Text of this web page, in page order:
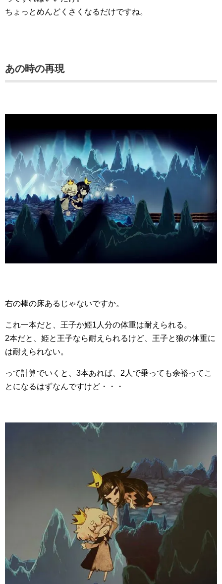
ちょっとめんどくさくなるだけですね。
あの時の再現
右の棒の床あるじゃないですか。
これ一本だと、王子か姫1人分の体重は耐えられる。
2本だと、姫と王子なら耐えられるけど、王子と狼の体重に
は耐えられない。
って計算でいくと、3本あれば、2人で乗っても余裕ってこ
とになるはずなんですけど・・・